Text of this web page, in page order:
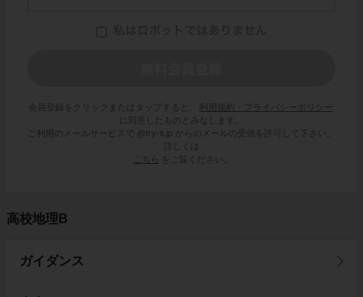
会員登録をクリックまたはタップすると、
利用規約・プライバシーポリシー
に同意したものとみなします。
ご利用のメールサービスで @try-it.jp からのメールの受信を許可して下さい。
詳しくは
こちら
をご覧ください。
高校地理B
ガイダンス